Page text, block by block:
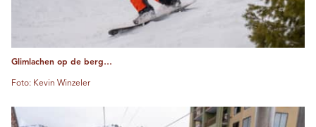
Glimlachen op de berg…
Foto: Kevin Winzeler